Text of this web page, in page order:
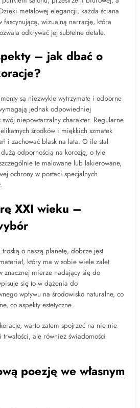
metalowej elegancji, każda ściana
fascynującą, wizualną narrację, która
odkrywać jej subtelne detale.
– jak dbać o
są niezwykle wytrzymałe i odporne
jednak odpowiedniej
niepowtarzalny charakter. Regularne
środków i miękkich szmatek
i zachować blask na lata. O ile stal
odpornością na korozję, o tyle
te malowane lub lakierowane,
ochrony w postaci specjalnych
XXI wieku –
o naszą planetę, dobrze jest
który ma w sobie wiele zalet
znacznej mierze nadający się do
się to w dążenia do
wpływu na środowisko naturalne, co
co aspekty estetyczne.
warto zatem spojrzeć na nie nie
ale również świadomości
poezję we własnym